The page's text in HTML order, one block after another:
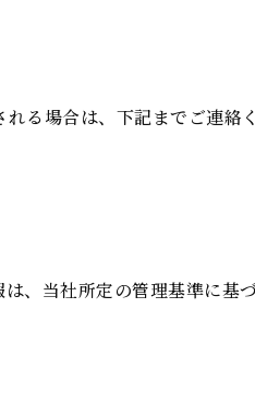
る場合は、下記までご連絡
、当社所定の管理基準に基